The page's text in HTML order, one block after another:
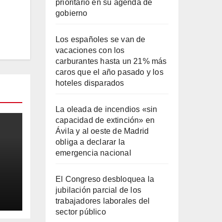
prioritario en su agenda de
gobierno
Los españoles se van de
vacaciones con los
carburantes hasta un 21% más
caros que el año pasado y los
hoteles disparados
La oleada de incendios «sin
capacidad de extinción» en
Ávila y al oeste de Madrid
obliga a declarar la
emergencia nacional
El Congreso desbloquea la
jubilación parcial de los
trabajadores laborales del
sector público